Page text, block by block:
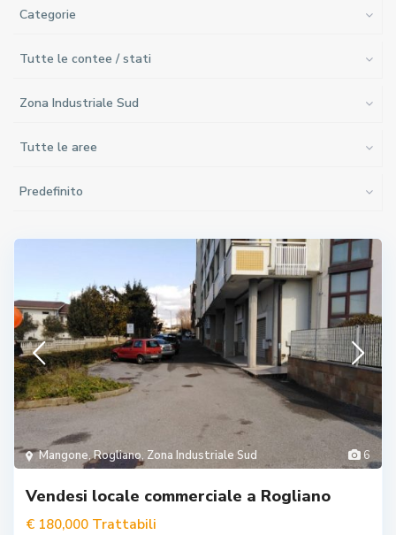
Categorie
Tutte le contee / stati
Zona Industriale Sud
Tutte le aree
Predefinito
6
Mangone,Rogliano, Zona Industriale Sud
Vendesi locale commerciale a Rogliano
€ 180,000 Trattabili